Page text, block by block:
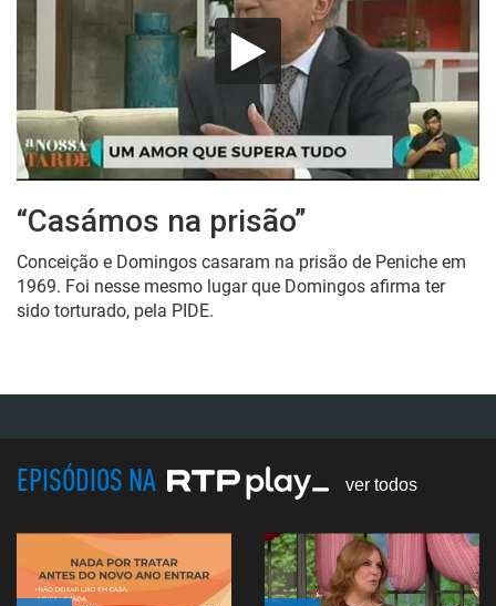
“Casámos na prisão”
Conceição e Domingos casaram na prisão de Peniche em
1969. Foi nesse mesmo lugar que Domingos afirma ter
sido torturado, pela PIDE.
EPISÓDIOS NA ver todos